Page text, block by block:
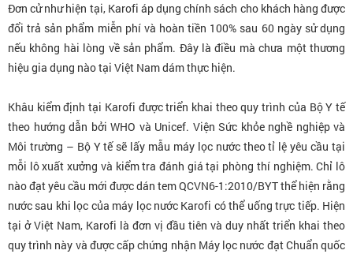
Đơn cử như hiện tại, Karofi áp dụng chính sách cho khách hàng được
đổi trả sản phẩm miễn phí và hoàn tiền 100% sau 60 ngày sử dụng
nếu không hài lòng về sản phẩm. Đây là điều mà chưa một thương
hiệu gia dụng nào tại Việt Nam dám thực hiện.
Khâu kiểm định tại Karofi được triển khai theo quy trình của Bộ Y tế
theo hướng dẫn bởi WHO và Unicef. Viện Sức khỏe nghề nghiệp và
Môi trường – Bộ Y tế sẽ lấy mẫu máy lọc nước theo tỉ lệ yêu cầu tại
mỗi lô xuất xưởng và kiểm tra đánh giá tại phòng thí nghiệm. Chỉ lô
nào đạt yêu cầu mới được dán tem QCVN6-1:2010/BYT thể hiện rằng
nước sau khi lọc của máy lọc nước Karofi có thể uống trực tiếp. Hiện
tại ở Việt Nam, Karofi là đơn vị đầu tiên và duy nhất triển khai theo
quy trình này và được cấp chứng nhận Máy lọc nước đạt Chuẩn quốc